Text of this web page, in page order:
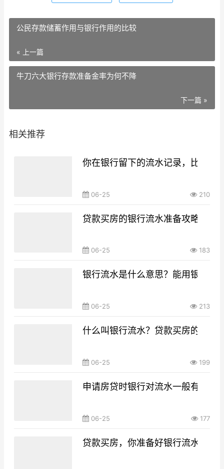
公民存款储蓄作用与银行作用的比较
« 上一篇
牛刀六大银行存款准备金率为何不降
下一篇 »
相关推荐
你在银行留下的流水记录，比你想
06-25 210
贷款买房的银行流水准备攻略，你
06-25 183
银行流水是什么意思？能用银行流
06-25 213
什么叫银行流水？贷款买房的银行
06-25 199
申请房贷时银行对流水一般有什么
06-25 177
贷款买房，你准备好银行流水了吗